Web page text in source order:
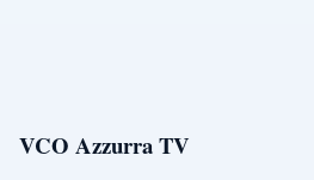
VCO Azzurra TV